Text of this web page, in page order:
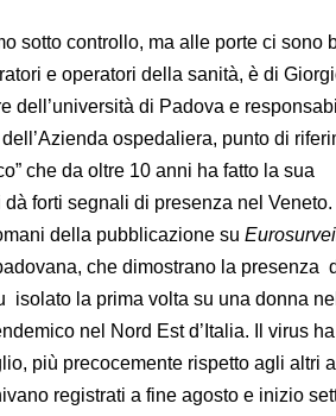
sotto controllo, ma alle porte ci sono
e operatori della sanità, è di
dell’università di Padova e
ospedaliera, punto di
che da oltre 10 anni ha fatto la sua
forti segnali di presenza nel
della pubblicazione su
che dimostrano la presenza
isolato la prima volta su una donna
nel Nord Est d’Italia. Il virus
più precocemente rispetto agli altri
registrati a fine agosto e inizio